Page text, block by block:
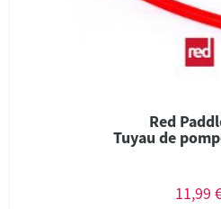
Red
Tuyau de
11,99